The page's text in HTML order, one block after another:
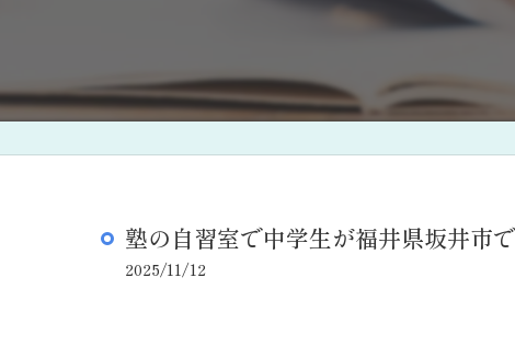
塾の自習室で中学生が福井県坂井市
2025/11/12